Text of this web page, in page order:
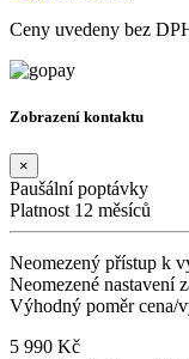
Ceny uvedeny bez
Zobrazení kontaktu
×
Paušální poptávky
Platnost 12 měsíců
Neomezený přístup k
Neomezené nastavení
Výhodný poměr cena/
5 990 Kč